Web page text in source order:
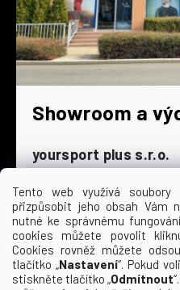
Tento web využívá
přizpůsobit jeho obsah Vám
nutné ke správnému
cookies můžete povolit
Cookies rovněž můžete
tlačítko „Nastavení“. Pokud
stiskněte tlačítko „Odmítnout
Showroom a
yoursport plus s.r.o.
Dyjská 845/4
196 00 Praha 9 -
Po - Čt
9:00 - 16:30
Pá
9:00 - 15:30
So
zavřeno
Ne
zavřeno